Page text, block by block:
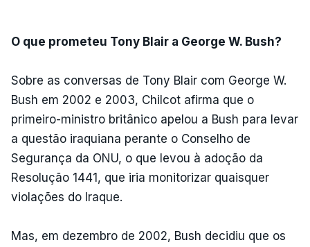
O que prometeu Tony Blair a George W. Bush?
Sobre as conversas de Tony Blair com George W.
Bush em 2002 e 2003, Chilcot afirma que o
primeiro-ministro britânico apelou a Bush para levar
a questão iraquiana perante o Conselho de
Segurança da ONU, o que levou à adoção da
Resolução 1441, que iria monitorizar quaisquer
violações do Iraque.
Mas, em dezembro de 2002, Bush decidiu que os